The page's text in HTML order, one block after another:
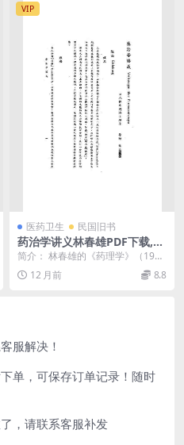
VIP
医药卫生 民国旧书
药治学讲义林春雄PDF下载,近
代翻译西方药理学著作
简介： 林春雄的《药理学》（191
8）是日本药理学早期重要著作，由
东京吐凤堂出版...
12 月前 8.8
服解决！
单，可保存订单记录！随时
，请联系客服补发